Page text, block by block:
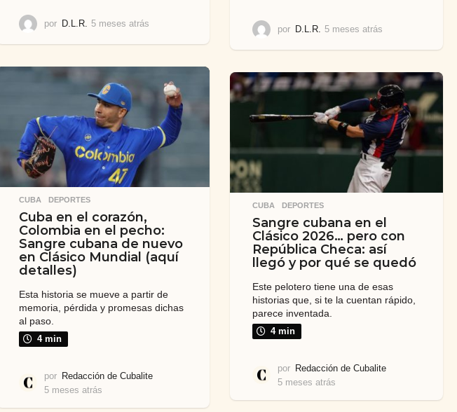
por D.L.R. 5 meses atrás
r
á
s
por D.L.R. 5 meses atrás
e
s
a
t
r
á
s
CUBA ,DEPORTES
Cuba en el corazón,
Colombia en el pecho:
Sangre cubana de nuevo
en Clásico Mundial (aquí
detalles)
Esta historia se mueve a partir de
memoria, pérdida y promesas dichas
al paso.
4 min
por Redacción de Cubalite
5 meses atrás
CUBA ,DEPORTES
Sangre cubana en el
Clásico 2026… pero con
República Checa: así
llegó y por qué se quedó
Este pelotero tiene una de esas
historias que, si te la cuentan rápido,
parece inventada.
4 min
por Redacción de Cubalite
5 meses atrás